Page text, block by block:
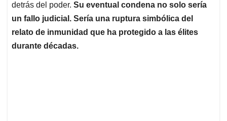
detrás del poder. Su eventual condena no solo sería
un fallo judicial. Sería una ruptura simbólica del
relato de inmunidad que ha protegido a las élites
durante décadas.